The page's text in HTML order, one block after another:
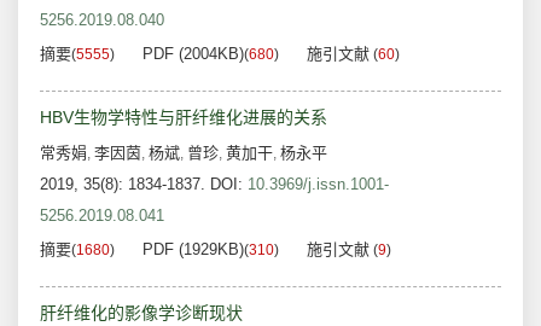
5256.2019.08.040
摘要(5555) PDF (2004KB)(680) 施引文献 (60)
HBV生物学特性与肝纤维化进展的关系
常秀娟, 李因茵, 杨斌, 曾珍, 黄加干, 杨永平
2019, 35(8): 1834-1837. DOI: 10.3969/j.issn.1001-
5256.2019.08.041
摘要(1680) PDF (1929KB)(310) 施引文献 (9)
肝纤维化的影像学诊断现状